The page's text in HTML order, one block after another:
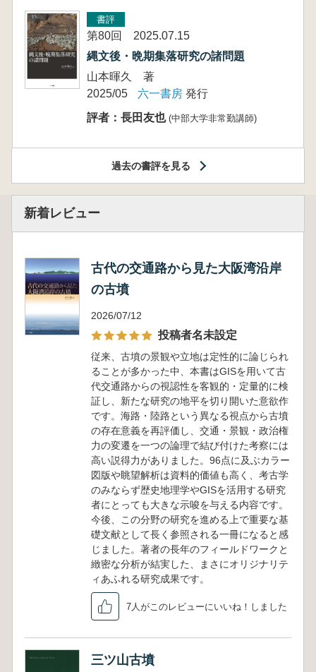
書評
第80回 2025.07.15
縄文後・晩期集落研究の諸問題
山本暉久 著
2025/05
六一書房 発行
評者：長田友也 (中部大学非常勤講師)
過去の書評を見る
新着レビュー
古代の交通路から見た大阪湾沿岸
の古墳
2026/07/12
投稿者名未設定
従来、古墳の景観や立地は定性的に論じられ
ることが多かった中、本書はGISを用いて古
代交通路からの視認性を客観的・定量的に検
証し、新たな研究の地平を切り開いた意欲作
です。海路・陸路という異なる視点から古墳
の存在意義を再評価し、交通・景観・政治権
力の変遷を一つの論理で結び付けた考察には
高い説得力がありました。96点に及ぶカラー
図版や眺望解析は資料的価値も高く、考古学
のみならず歴史地理学やGISを活用する研究
者にとっても大きな示唆を与える内容です。
今後、この分野の研究を進める上で重要な基
礎文献として長く参照される一冊になると感
じました。著者の長年のフィールドワークと
緻密な分析が結実した、まさにオリジナリテ
ィあふれる研究成果です。
7人がこのレビューにいいね！しました
三ツ山古墳